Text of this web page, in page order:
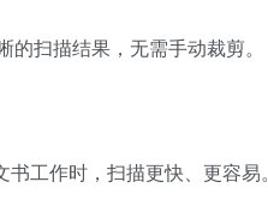
扫描结果，无需手动裁剪。
工作时，扫描更快、更容易。